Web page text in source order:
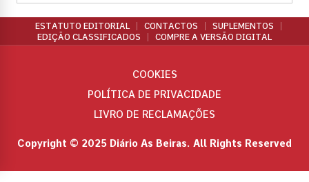
ESTATUTO EDITORIAL CONTACTOS
SUPLEMENTOS
EDIÇÃO CLASSIFICADOS
COMPRE A VERSÃO DIGITAL
Copyright © 2025 Diário As Beiras. All Rights Reserved
COOKIES
POLÍTICA DE PRIVACIDADE
LIVRO DE RECLAMAÇÕES